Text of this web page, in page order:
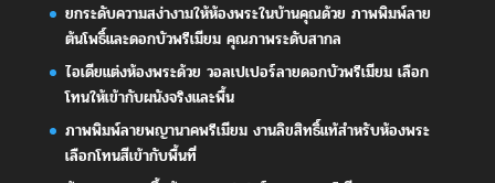
ยกระดับความสง่างามให้ห้องพระในบ้านคุณด้วย ภาพพิมพ์ลาย
ต้นโพธิ์และดอกบัวพรีเมียม คุณภาพระดับสากล
ไอเดียแต่งห้องพระด้วย วอลเปเปอร์ลายดอกบัวพรีเมียม เลือก
โทนให้เข้ากับผนังจริงและพื้น
ภาพพิมพ์ลายพญานาคพรีเมียม งานลิขสิทธิ์แท้สำหรับห้องพระ
เลือกโทนสีเข้ากับพื้นที่